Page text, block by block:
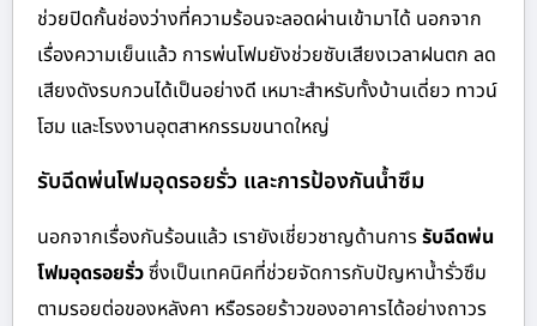
ช่วยปิดกั้นช่องว่างที่ความร้อนจะลอดผ่านเข้ามาได้ นอกจาก
เรื่องความเย็นแล้ว การพ่นโฟมยังช่วยซับเสียงเวลาฝนตก ลด
เสียงดังรบกวนได้เป็นอย่างดี เหมาะสำหรับทั้งบ้านเดี่ยว ทาวน์
โฮม และโรงงานอุตสาหกรรมขนาดใหญ่
รับฉีดพ่นโฟมอุดรอยรั่ว และการป้องกันน้ำซึม
นอกจากเรื่องกันร้อนแล้ว เรายังเชี่ยวชาญด้านการรับฉีดพ่น
โฟมอุดรอยรั่วซึ่งเป็นเทคนิคที่ช่วยจัดการกับปัญหาน้ำรั่วซึม
ตามรอยต่อของหลังคา หรือรอยร้าวของอาคารได้อย่างถาวร